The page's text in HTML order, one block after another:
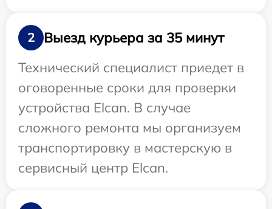
2
Выезд курьера за 35 минут
Технический специалист приедет в
оговоренные сроки для проверки
устройства Elcan. В случае
сложного ремонта мы организуем
транспортировку в мастерскую в
сервисный центр Elcan.